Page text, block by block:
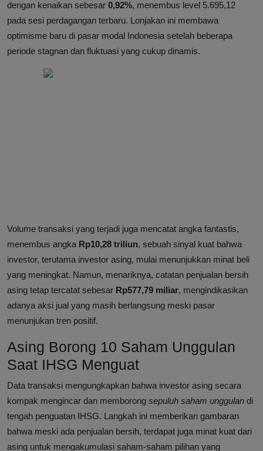
dengan kenaikan sebesar 0,92%, menembus level 5.695,12
pada sesi perdagangan terbaru. Lonjakan ini membawa
optimisme baru di pasar modal Indonesia setelah beberapa
periode stagnan dan fluktuasi yang cukup dinamis.
Volume transaksi yang terjadi juga mencatat angka fantastis,
menembus angka Rp10,28 triliun, sebuah sinyal kuat bahwa
investor, terutama investor asing, mulai menunjukkan minat beli
yang meningkat. Namun, menariknya, catatan penjualan bersih
asing tetap tercatat sebesar Rp577,79 miliar, mengindikasikan
adanya aksi jual yang masih berlangsung meski pasar
menunjukan tren positif.
Asing Borong 10 Saham Unggulan
Saat IHSG Menguat
Data transaksi mengungkapkan bahwa investor asing secara
kompak mengincar dan memborong sepuluh saham unggulan di
tengah penguatan IHSG. Langkah ini memberikan gambaran
bahwa meski ada penjualan bersih, terdapat juga minat kuat dari
asing untuk mengakumulasi saham-saham pilihan yang